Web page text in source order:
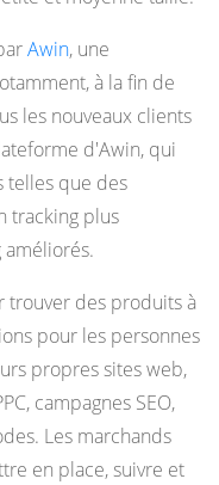
Awin, une
à la fin de
les nouveaux clients
d'Awin, qui
telles que des
tracking plus
trouver des produits à
pour les personnes
propres sites web,
campagnes SEO,
Les marchands
en place, suivre et